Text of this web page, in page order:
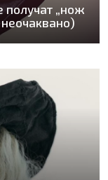
получат „нож